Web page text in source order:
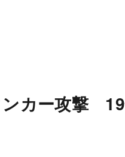
カー攻撃